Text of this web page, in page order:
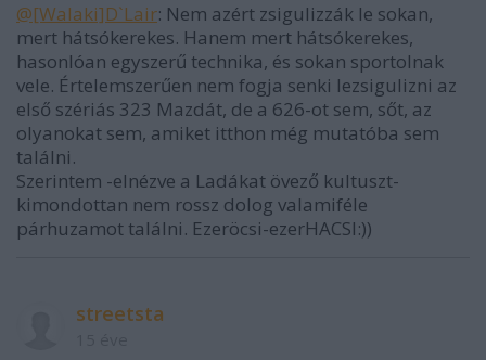
@[Walaki]D`Lair: Nem azért zsigulizzák le sokan,
mert hátsókerekes. Hanem mert hátsókerekes,
hasonlóan egyszerű technika, és sokan sportolnak
vele. Értelemszerűen nem fogja senki lezsigulizni az
első szériás 323 Mazdát, de a 626-ot sem, sőt, az
olyanokat sem, amiket itthon még mutatóba sem
találni.
Szerintem -elnézve a Ladákat övező kultuszt-
kimondottan nem rossz dolog valamiféle
párhuzamot találni. Ezeröcsi-ezerHACSI:))
streetsta